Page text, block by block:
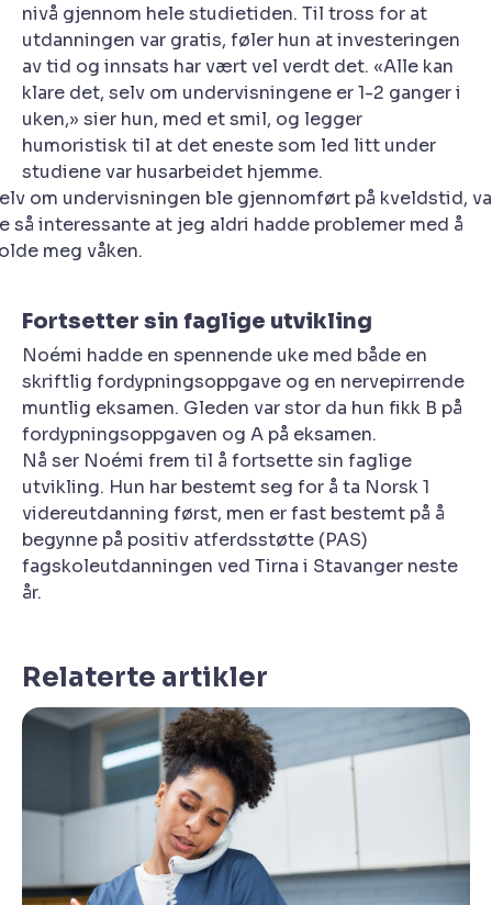
nivå gjennom hele studietiden. Til tross for at
utdanningen var gratis, føler hun at investeringen
av tid og innsats har vært vel verdt det. «Alle kan
klare det, selv om undervisningene er 1-2 ganger i
uken,» sier hun, med et smil, og legger
humoristisk til at det eneste som led litt under
studiene var husarbeidet hjemme.
om undervisningen ble gjennomført på kveldstid,
så interessante at jeg aldri hadde problemer med å
meg våken.
Fortsetter sin faglige utvikling
Noémi hadde en spennende uke med både en
skriftlig fordypningsoppgave og en nervepirrende
muntlig eksamen. Gleden var stor da hun fikk B på
fordypningsoppgaven og A på eksamen.
Nå ser Noémi frem til å fortsette sin faglige
utvikling. Hun har bestemt seg for å ta Norsk 1
videreutdanning først, men er fast bestemt på å
begynne på positiv atferdsstøtte (PAS)
fagskoleutdanningen ved Tirna i Stavanger neste
år.
Relaterte artikler